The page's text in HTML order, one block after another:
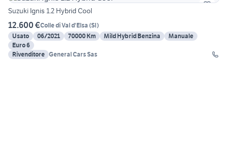
Suzuki Ignis 1.2 Hybrid Cool
12.600 €Colle di Val d'Elsa (SI)
Usato
06/2021 70000 Km Mild Hybrid Benzina
Manuale
Euro 6
Rivenditore General Cars Sas